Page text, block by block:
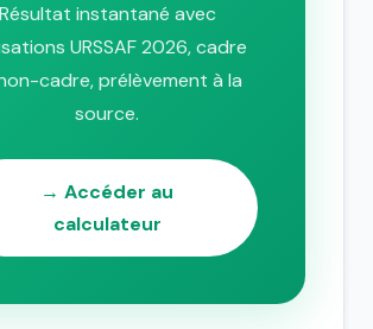
Résultat instantané avec
URSSAF 2026, cadre
cadre, prélèvement à la
source.
→ Accéder au
calculateur